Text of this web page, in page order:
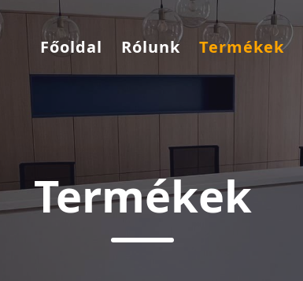
Főoldal Rólunk Termékek
Termékek